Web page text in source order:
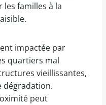
les familles à la
impactée par
quartiers mal
vieillissantes,
dégradation.
peut